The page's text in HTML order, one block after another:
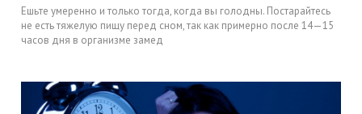
Ешьте умеренно и только тогда, когда вы голодны. Постарайтесь
не есть тяжелую пищу перед сном, так как примерно после 14—15
часов дня в организме замед